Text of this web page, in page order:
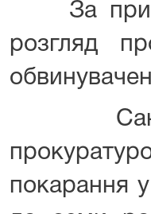
За
розгляд
покарання